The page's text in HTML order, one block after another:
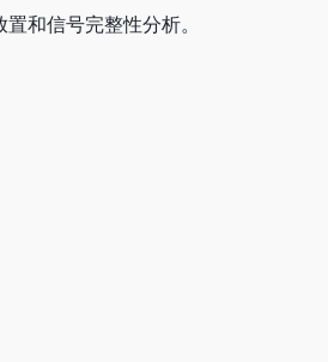
和信号完整性分析。